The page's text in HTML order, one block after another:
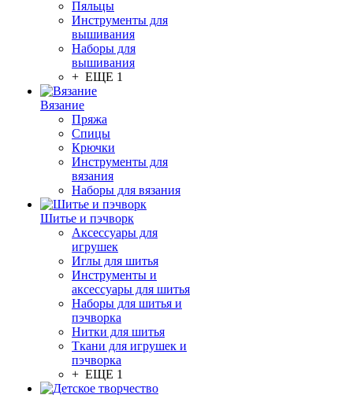
Пяльцы
Инструменты для
вышивания
Наборы для
вышивания
+ ЕЩЕ 1
Вязание
Пряжа
Спицы
Крючки
Инструменты для
вязания
Наборы для вязания
Шитье и пэчворк
Аксессуары для
игрушек
Иглы для шитья
Инструменты и
аксессуары для шитья
Наборы для шитья и
пэчворка
Нитки для шитья
Ткани для игрушек и
пэчворка
+ ЕЩЕ 1